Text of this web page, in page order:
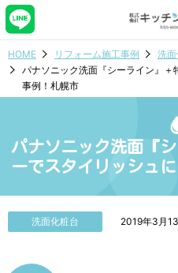
HOME リフォーム施工事例
洗
パナソニック洗面『シーライン』＋
事例！札幌市
パナソニック洗面『
ーでスタイリッシュ
洗面化粧台 2019年3月